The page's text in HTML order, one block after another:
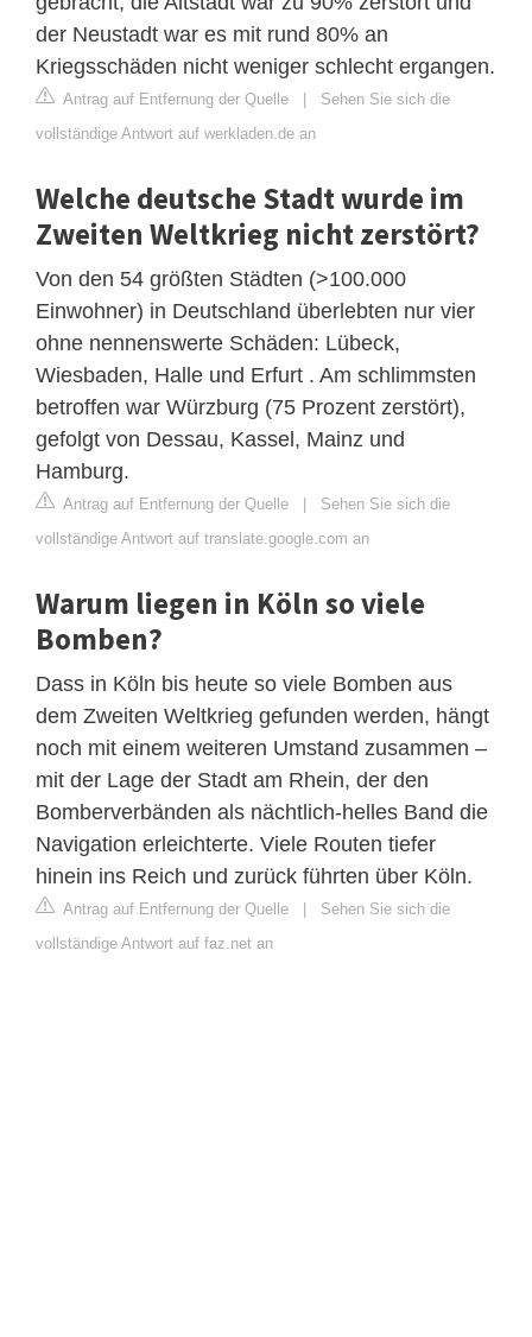
der Neustadt war es mit rund 80% an
Kriegsschäden nicht weniger schlecht ergangen.
Antrag auf Entfernung der Quelle | Sehen Sie sich die
vollständige Antwort auf werkladen.de an
Welche deutsche Stadt wurde im
Zweiten Weltkrieg nicht zerstört?
Von den 54 größten Städten (>100.000
Einwohner) in Deutschland überlebten nur vier
ohne nennenswerte Schäden: Lübeck,
Wiesbaden, Halle und Erfurt . Am schlimmsten
betroffen war Würzburg (75 Prozent zerstört),
gefolgt von Dessau, Kassel, Mainz und
Hamburg.
Antrag auf Entfernung der Quelle | Sehen Sie sich die
vollständige Antwort auf translate.google.com an
Warum liegen in Köln so viele
Bomben?
Dass in Köln bis heute so viele Bomben aus
dem Zweiten Weltkrieg gefunden werden, hängt
noch mit einem weiteren Umstand zusammen –
mit der Lage der Stadt am Rhein, der den
Bomberverbänden als nächtlich-helles Band die
Navigation erleichterte. Viele Routen tiefer
hinein ins Reich und zurück führten über Köln.
Antrag auf Entfernung der Quelle | Sehen Sie sich die
vollständige Antwort auf faz.net an